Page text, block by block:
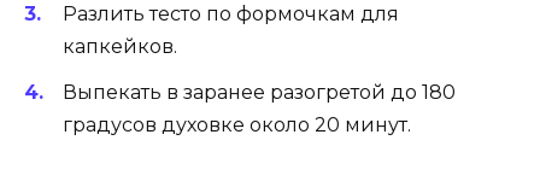
Разлить тесто по формочкам для
капкейков.
Выпекать в заранее разогретой до 180
градусов духовке около 20 минут.